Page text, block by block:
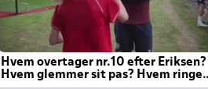
Hvem overtager nr.10 efter Eriksen?
Hvem glemmer sit pas? Hvem ringer